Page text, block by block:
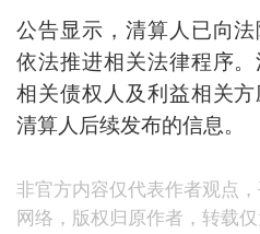
公告显示，清算人已向
依法推进相关法律程序
相关债权人及利益相关
清算人后续发布的信息。
非官方内容仅代表作者观点
网络，版权归原作者，转载